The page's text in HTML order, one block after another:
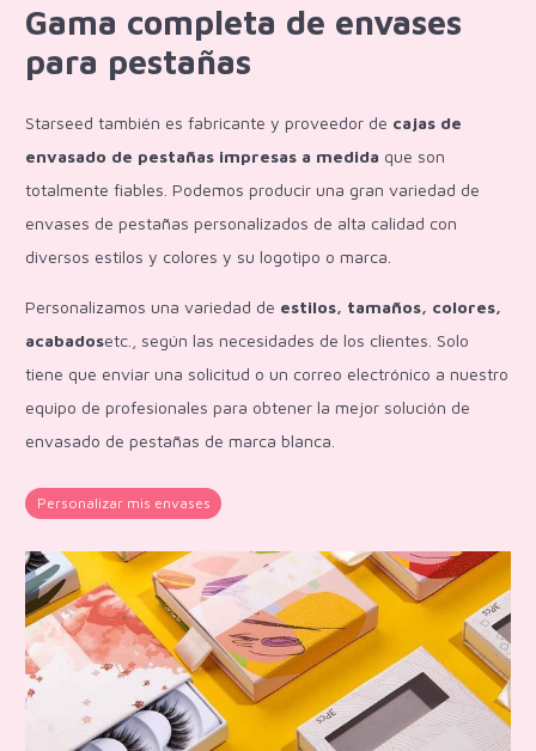
Gama completa de envases
para pestañas
Starseed también es fabricante y proveedor de cajas de
envasado de pestañas impresas a medida que son
totalmente fiables. Podemos producir una gran variedad de
envases de pestañas personalizados de alta calidad con
diversos estilos y colores y su logotipo o marca.
Personalizamos una variedad de estilos, tamaños, colores,
acabadosetc., según las necesidades de los clientes. Solo
tiene que enviar una solicitud o un correo electrónico a nuestro
equipo de profesionales para obtener la mejor solución de
envasado de pestañas de marca blanca.
Personalizar mis envases